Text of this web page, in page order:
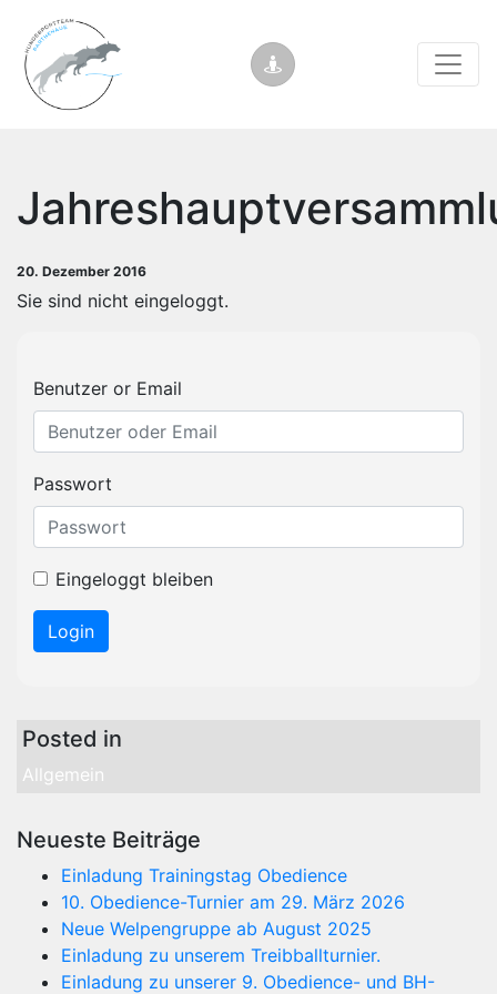
20. Dezember 2016
Sie sind nicht eingeloggt.
Benutzer or Email
Passwort
Eingeloggt bleiben
Posted in
Allgemein
Neueste Beiträge
Einladung Trainingstag Obedience
10. Obedience-Turnier am 29. März 2026
Neue Welpengruppe ab August 2025
Einladung zu unserem Treibballturnier.
Einladung zu unserer 9. Obedience- und BH-